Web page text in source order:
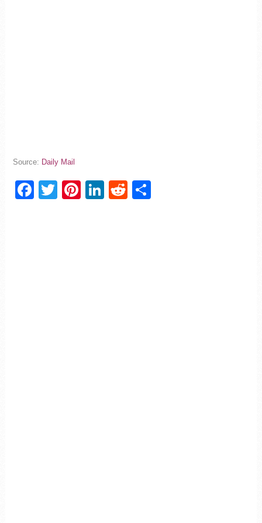
Source: Dai ly Mail
Facebook
TwitterPinterest
LinkedIn
Reddit